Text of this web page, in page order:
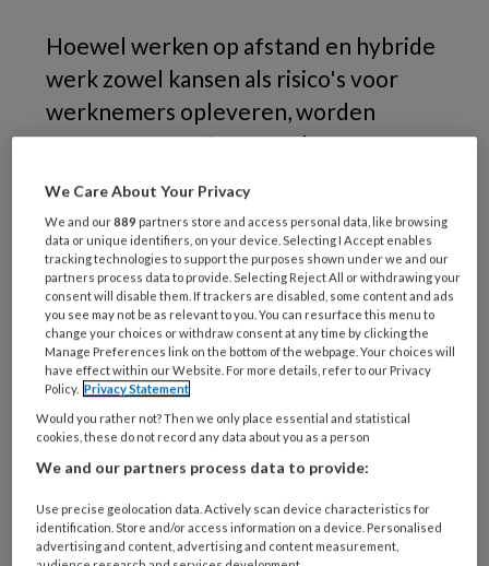
Hoewel werken op afstand en hybride
werk zowel kansen als risico's voor
werknemers opleveren, worden
vrouwen geconfronteerd met extra
worden gezien. Dit blijkt uit
onderzoek van het Europees
Agentschap voor Veiligheid en
Gezondheid op het Werk,EU-OSHA.
We Care About Your Privacy
We and our889 partners store and access personal data, like browsing
data or unique identifiers, on your device. Selecting I Accept enables
tracking technologies to support the purposes shown under we and our
partners process data to provide. Selecting Reject All or withdrawing your
consent will disable them. If trackers are disabled, some content and ads
you see may not be as relevant to you. You can resurface this menu to
change your choices or withdraw consent at any time by clicking the
Manage Preferences link on the bottom of the webpage. Your choices will
have effect within our Website. For more details, refer to our Privacy
Policy. Privacy Statement
Would you rather not? Then we only place essential and statistical
cookies, these do not record any data about you as a person
We and our partners process data to provide:
Use precise geolocation data. Actively scan device characteristics for
identification. Store and/or access information on a device. Personalised
advertising and content, advertising and content measurement,